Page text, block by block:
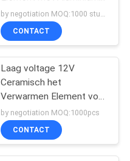
Shell
CONTACT
Laag voltage 12V
Ceramisch het
Verwarmen Element voor
droogkap en
haargelijkrichters
by negotiation MOQ:1000pcs
CONTACT